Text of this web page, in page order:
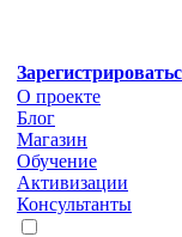
О проекте
Блог
Магазин
Обучение
Активизации
Консультанты